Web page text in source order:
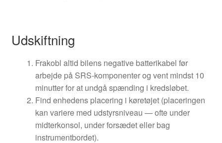
Udskiftning
Frakobl altid bilens negative batterikabel før
arbejde på SRS‑komponenter og vent mindst 10
minutter for at undgå spænding i kredsløbet.
Find enhedens placering i køretøjet (placeringen
kan variere med udstyrsniveau — ofte under
midterkonsol, under forsædet eller bag
instrumentbordet).